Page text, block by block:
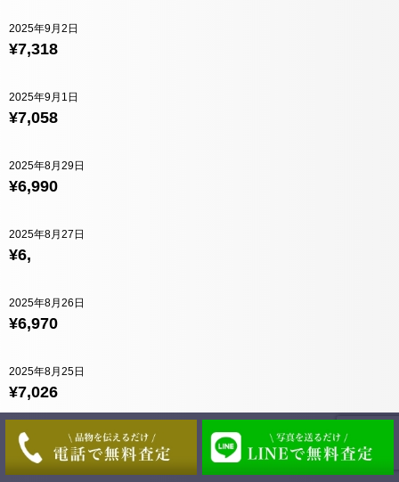
¥7,318
2025年9月2日
¥7,058
2025年9月1日
¥6,990
2025年8月29日
¥6,
2025年8月27日
¥6,970
2025年8月26日
¥7,026
2025年8月25日
¥6,990
2025年8月22日